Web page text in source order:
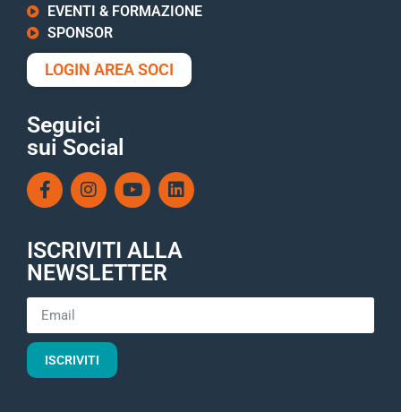
EVENTI & FORMAZIONE
SPONSOR
LOGIN AREA SOCI
Seguici
sui Social
ISCRIVITI ALLA
NEWSLETTER
ISCRIVITI